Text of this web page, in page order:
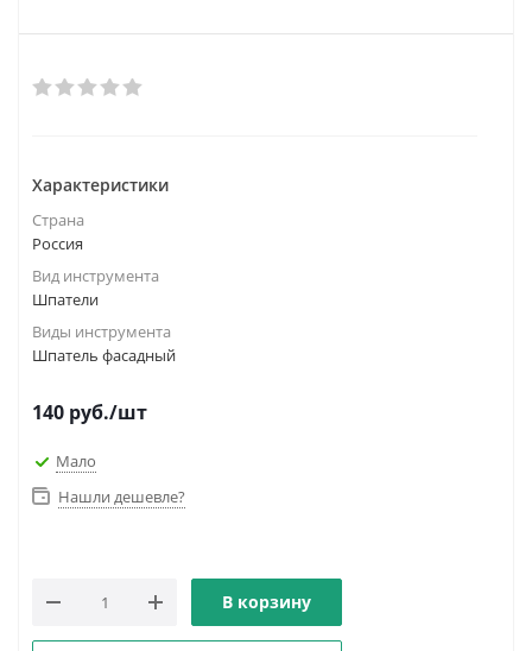
Характеристики
Страна
Россия
Вид инструмента
Шпатели
Виды инструмента
Шпатель фасадный
140 руб./шт
Мало
Нашли дешевле?
В корзину